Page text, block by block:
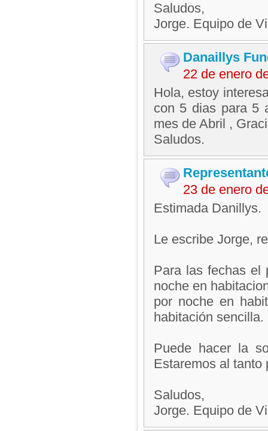
Saludos,
Jorge. Equipo de
Danaillys
22 de enero
Hola, estoy
con 5 dias para 5
mes de Abril ,
Saludos.
23 de enero
Estimada Danillys.
Le escribe Jorge,
Para las fechas el
noche en
por noche en
habitación
Puede hacer la
Estaremos al tanto
Saludos,
Jorge. Equipo de